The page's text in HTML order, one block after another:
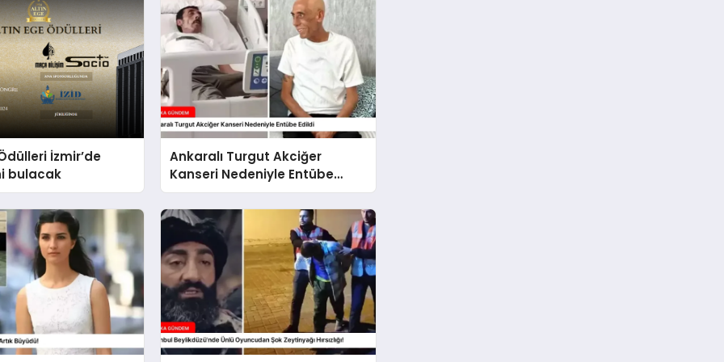
İzmir’de
bulacak
Ankaralı Turgut Akciğer
Kanseri Nedeniyle Entübe
Edildi